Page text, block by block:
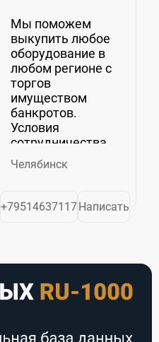
Мы поможем
выкупить любое
оборудование в
любом регионе с
торгов
имуществом
банкротов.
Условия
сотрудничества
обеспечиваются
договором.
Челябинск
+79514637117Написать